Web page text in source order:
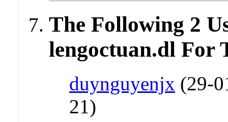
The Following 2
lengoctuan.dl For
duynguyenjx (29-
21)